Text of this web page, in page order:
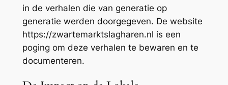
in de verhalen die van generatie op
generatie werden doorgegeven. De website
https://zwartemarktslagharen.nl is een
poging om deze verhalen te bewaren en te
documenteren.